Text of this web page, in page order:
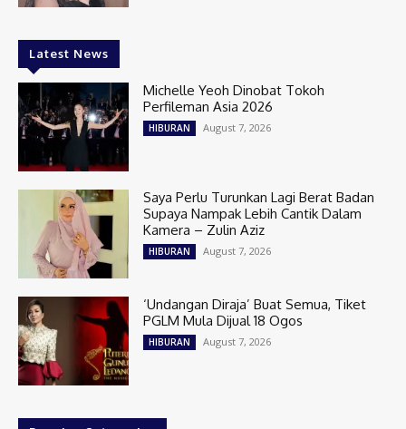
Latest News
Michelle Yeoh Dinobat Tokoh
Perfileman Asia 2026
HIBURAN August 7, 2026
Saya Perlu Turunkan Lagi Berat Badan
Supaya Nampak Lebih Cantik Dalam
Kamera – Zulin Aziz
HIBURAN August 7, 2026
‘Undangan Diraja’ Buat Semua, Tiket
PGLM Mula Dijual 18 Ogos
HIBURAN August 7, 2026